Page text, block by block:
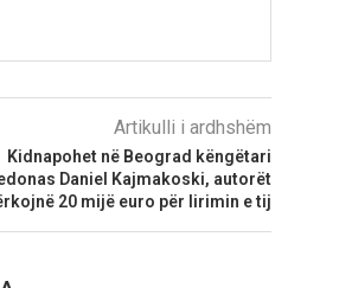
Artikulli i ardhshëm
Kidnapohet në Beograd këngëtari
Daniel Kajmakoski, autorët
20 mijë euro për lirimin e tij